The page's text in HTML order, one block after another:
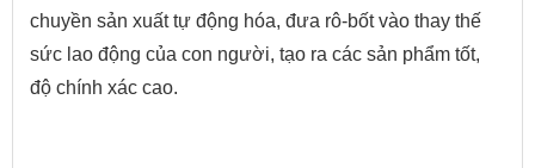
chuyền sản xuất tự động hóa, đưa rô-bốt vào thay thế
sức lao động của con người, tạo ra các sản phẩm tốt,
độ chính xác cao.